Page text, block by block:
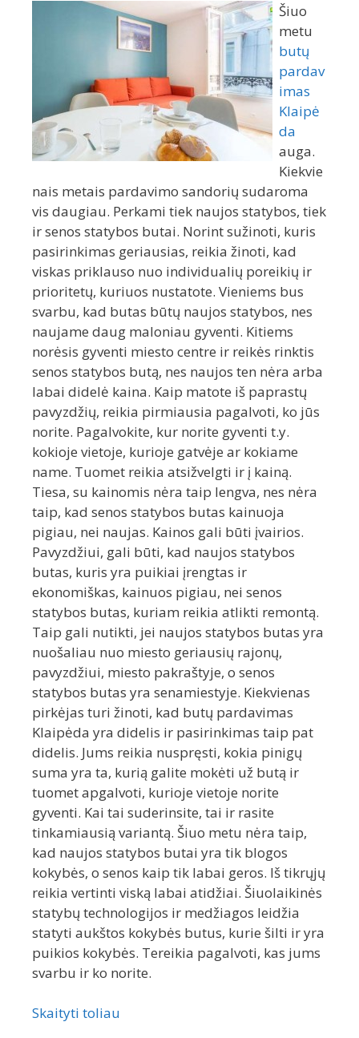
Šiuo
metu
butų
pardav
imas
Klaipė
da
auga.
Kiekvie
nais metais pardavimo sandorių sudaroma
vis daugiau. Perkami tiek naujos statybos, tiek
ir senos statybos butai. Norint sužinoti, kuris
pasirinkimas geriausias, reikia žinoti, kad
viskas priklauso nuo individualių poreikių ir
prioritetų, kuriuos nustatote. Vieniems bus
svarbu, kad butas būtų naujos statybos, nes
naujame daug maloniau gyventi. Kitiems
norėsis gyventi miesto centre ir reikės rinktis
senos statybos butą, nes naujos ten nėra arba
labai didelė kaina. Kaip matote iš paprastų
pavyzdžių, reikia pirmiausia pagalvoti, ko jūs
norite. Pagalvokite, kur norite gyventi t.y.
kokioje vietoje, kurioje gatvėje ar kokiame
name. Tuomet reikia atsižvelgti ir į kainą.
Tiesa, su kainomis nėra taip lengva, nes nėra
taip, kad senos statybos butas kainuoja
pigiau, nei naujas. Kainos gali būti įvairios.
Pavyzdžiui, gali būti, kad naujos statybos
butas, kuris yra puikiai įrengtas ir
ekonomiškas, kainuos pigiau, nei senos
statybos butas, kuriam reikia atlikti remontą.
Taip gali nutikti, jei naujos statybos butas yra
nuošaliau nuo miesto geriausių rajonų,
pavyzdžiui, miesto pakraštyje, o senos
statybos butas yra senamiestyje. Kiekvienas
pirkėjas turi žinoti, kad butų pardavimas
Klaipėda yra didelis ir pasirinkimas taip pat
didelis. Jums reikia nuspręsti, kokia pinigų
suma yra ta, kurią galite mokėti už butą ir
tuomet apgalvoti, kurioje vietoje norite
gyventi. Kai tai suderinsite, tai ir rasite
tinkamiausią variantą. Šiuo metu nėra taip,
kad naujos statybos butai yra tik blogos
kokybės, o senos kaip tik labai geros. Iš tikrųjų
reikia vertinti viską labai atidžiai. Šiuolaikinės
statybų technologijos ir medžiagos leidžia
statyti aukštos kokybės butus, kurie šilti ir yra
puikios kokybės. Tereikia pagalvoti, kas jums
svarbu ir ko norite.
Skaityti toliau